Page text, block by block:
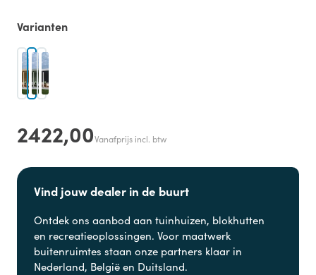
Varianten
2422,00Vanafprijs incl. btw
Vind jouw dealer in de buurt
Ontdek ons aanbod aan tuinhuizen, blokhutten
en recreatieoplossingen. Voor maatwerk
buitenruimtes staan onze partners klaar in
Nederland, België en Duitsland.